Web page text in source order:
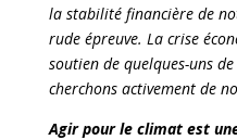
la stabilité financière de
rude épreuve. La crise
soutien de quelques-uns
cherchons activement de
Agir pour le climat est